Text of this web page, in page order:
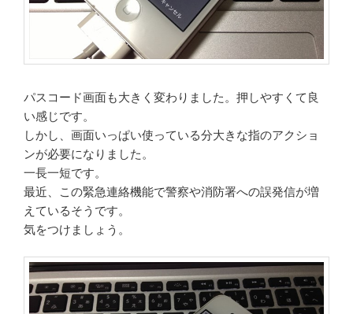
パスコード画面も大きく変わりました。押しやすくて良
い感じです。
しかし、画面いっぱい使っている分大きな指のアクショ
ンが必要になりました。
一長一短です。
最近、この緊急連絡機能で警察や消防署への誤発信が増
えているそうです。
気をつけましょう。